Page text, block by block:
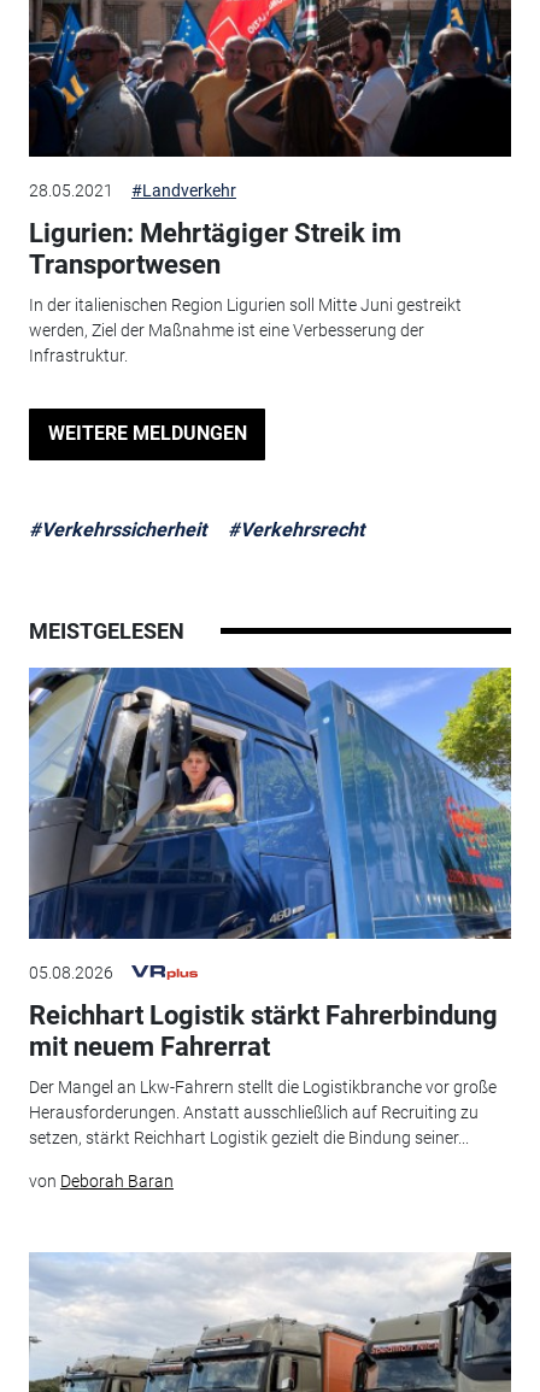
28.05.2021 #Landverkehr
Ligurien: Mehrtägiger Streik im
Transportwesen
In der italienischen Region Ligurien soll Mitte Juni gestreikt
werden, Ziel der Maßnahme ist eine Verbesserung der
Infrastruktur.
WEITERE MELDUNGEN
#Verkehrssicherheit #Verkehrsrecht
MEISTGELESEN
05.08.2026
Reichhart Logistik stärkt Fahrerbindung
mit neuem Fahrerrat
Der Mangel an Lkw-Fahrern stellt die Logistikbranche vor große
Herausforderungen. Anstatt ausschließlich auf Recruiting zu
setzen, stärkt Reichhart Logistik gezielt die Bindung seiner...
von Deborah Baran